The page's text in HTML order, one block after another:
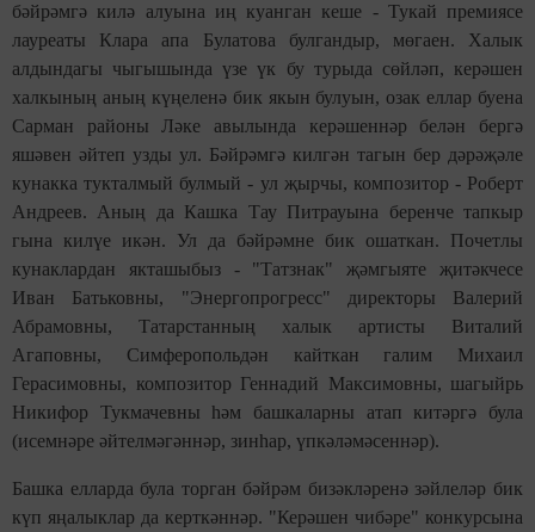
бәйрәмгә килә алуына иң куанган кеше - Тукай премиясе
лауреаты Клара апа Булатова булгандыр, мөгаен. Халык
алдындагы чыгышында үзе үк бу турыда сөйләп, керәшен
халкының аның күңеленә бик якын булуын, озак еллар буена
Сарман районы Ләке авылында керәшеннәр белән бергә
яшәвен әйтеп узды ул. Бәйрәмгә килгән тагын бер дәрәҗәле
кунакка тукталмый булмый - ул җырчы, композитор - Роберт
Андреев. Аның да Кашка Тау Питрауына беренче тапкыр
гына килүе икән. Ул да бәйрәмне бик ошаткан. Почетлы
кунаклардан якташыбыз - "Татзнак" җәмгыяте җитәкчесе
Иван Батьковны, "Энергопрогресс" директоры Валерий
Абрамовны, Татарстанның халык артисты Виталий
Агаповны, Симферопольдән кайткан галим Михаил
Герасимовны, композитор Геннадий Максимовны, шагыйрь
Никифор Тукмачевны һәм башкаларны атап китәргә була
(исемнәре әйтелмәгәннәр, зинһар, үпкәләмәсеннәр).
Башка елларда була торган бәйрәм бизәкләренә зәйлеләр бик
күп яңалыклар да керткәннәр. "Керәшен чибәре" конкурсына